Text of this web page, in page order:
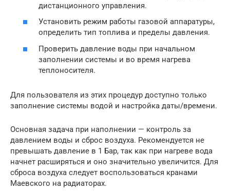
дистанционного управления.
Установить режим работы газовой аппаратуры,
определить тип топлива и пределы давления.
Проверить давление воды при начальном
заполнении системы и во время нагрева
теплоносителя.
Для пользователя из этих процедур доступно только
заполнение системы водой и настройка даты/времени.
Основная задача при наполнении — контроль за
давлением воды и сброс воздуха. Рекомендуется не
превышать давление в 1 Бар, так как при нагреве вода
начнет расширяться и оно значительно увеличится. Для
сброса воздуха следует воспользоваться кранами
Маевского на радиаторах.